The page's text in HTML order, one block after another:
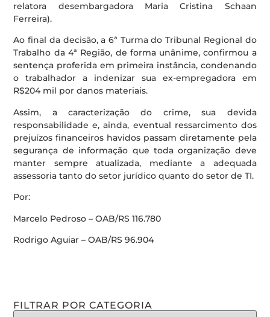
relatora desembargadora Maria Cristina Schaan
Ferreira).
Ao final da decisão, a 6ª Turma do Tribunal Regional do
Trabalho da 4ª Região, de forma unânime, confirmou a
sentença proferida em primeira instância, condenando
o trabalhador a indenizar sua ex-empregadora em
R$204 mil por danos materiais.
Assim, a caracterização do crime, sua devida
responsabilidade e, ainda, eventual ressarcimento dos
prejuízos financeiros havidos passam diretamente pela
segurança de informação que toda organização deve
manter sempre atualizada, mediante a adequada
assessoria tanto do setor jurídico quanto do setor de TI.
Por:
Marcelo Pedroso – OAB/RS 116.780
Rodrigo Aguiar – OAB/RS 96.904
FILTRAR POR CATEGORIA